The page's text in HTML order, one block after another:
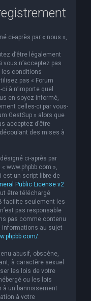
ci-après par « nous »,
d’être légalement
n’acceptez pas
les conditions
pas « Forum
à n’importe quel
en soyez informé,
celles-ci par vous-
GestSup » alors que
acceptez d’être
des mises à
ci-après par
www.phpbb.com »,
est un script libre de
Public License v2
être téléchargé
facilite seulement les
pas responsable
pas comme contenu
informations au sujet
.
abusif, obscène,
à caractère sexuel
les lois de votre
ou les lois
à un bannissement
à votre